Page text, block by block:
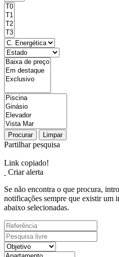
Procurar Limpar
Partilhar pesquisa
Link copiado!
Criar alerta
Se não encontra o que procura,
notificações sempre que existir um
abaixo selecionadas.